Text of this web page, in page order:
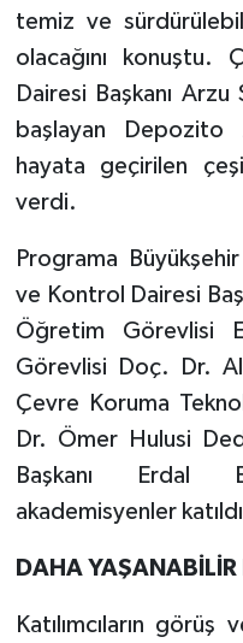
temiz ve
olacağını konuştu.
Dairesi Başkanı
başlayan Depozito
hayata geçirilen
verdi.
Programa
ve Kontrol Dairesi
Öğretim Görevlisi
Görevlisi Doç. Dr.
Çevre Koruma
Dr. Ömer Hulusi
Başkanı Erdal
akademisyenler
DAHA YAŞANABİLİR
Katılımcıların